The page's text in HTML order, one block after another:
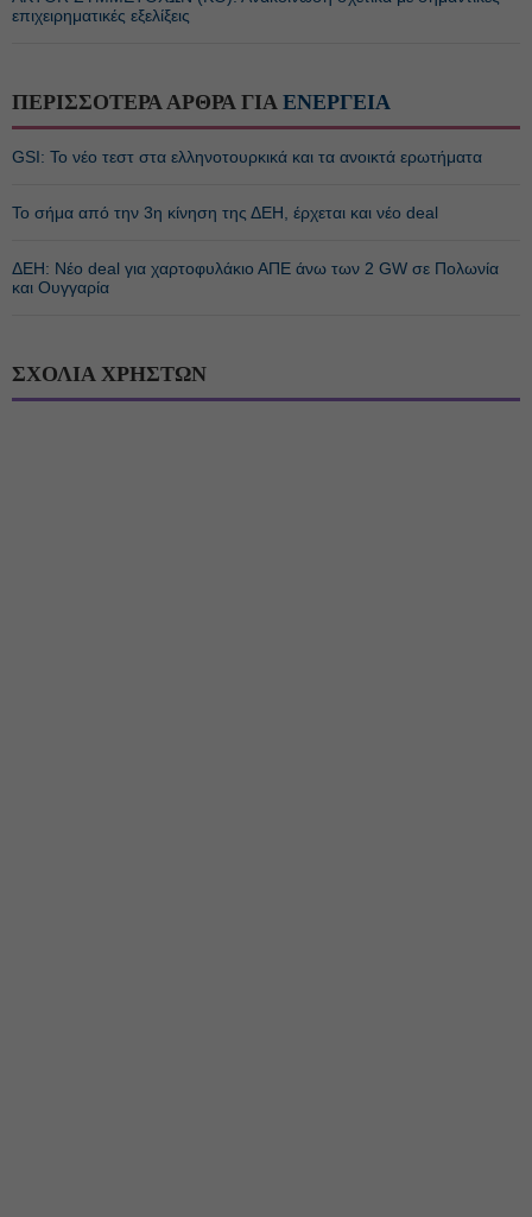
επιχειρηματικές εξελίξεις
ΠΕΡΙΣΣΟΤΕΡΑ ΑΡΘΡΑ ΓΙΑ ΕΝΕΡΓΕΙΑ
GSI: Το νέο τεστ στα ελληνοτουρκικά και τα ανοικτά ερωτήματα
Το σήμα από την 3η κίνηση της ΔΕΗ, έρχεται και νέο deal
ΔΕΗ: Νέο deal για χαρτοφυλάκιο ΑΠΕ άνω των 2 GW σε Πολωνία
και Ουγγαρία
ΣΧΟΛΙΑ ΧΡΗΣΤΩΝ